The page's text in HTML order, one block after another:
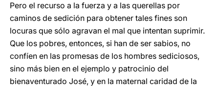
Pero el recurso a la fuerza y a las querellas por
caminos de sedición para obtener tales fines son
locuras que sólo agravan el mal que intentan suprimir.
Que los pobres, entonces, si han de ser sabios, no
confíen en las promesas de los hombres sediciosos,
sino más bien en el ejemplo y patrocinio del
bienaventurado José, y en la maternal caridad de la